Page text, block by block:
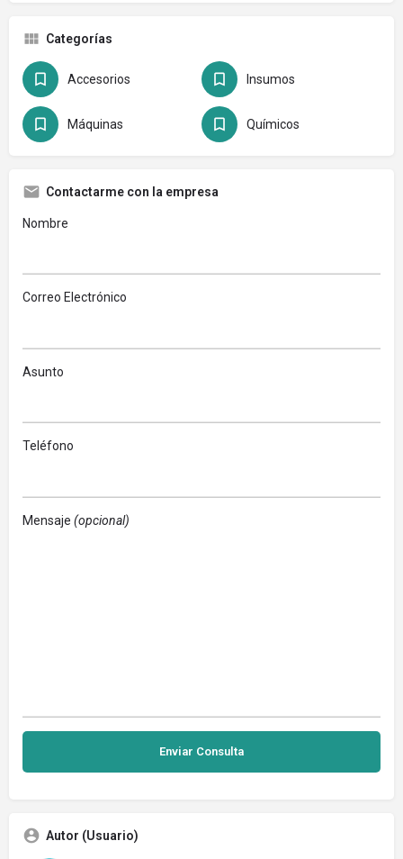
Categorías
Accesorios Insumos
Máquinas Químicos
Contactarme con la empresa
Nombre
Correo Electrónico
Asunto
Teléfono
Mensaje (opcional)
Autor (Usuario)